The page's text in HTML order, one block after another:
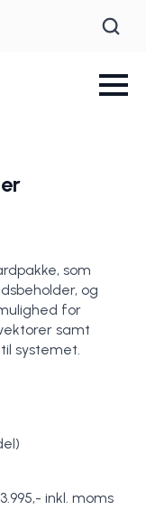
som
og
for
samt
systemet.
inkl. moms